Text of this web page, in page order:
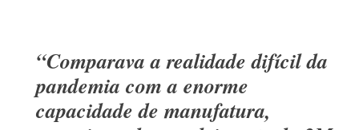
“Comparava a realidade difícil da
pandemia com a enorme
capacidade de manufatura,